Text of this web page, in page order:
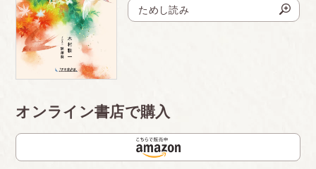
ためし読み
オンライン書店で購入